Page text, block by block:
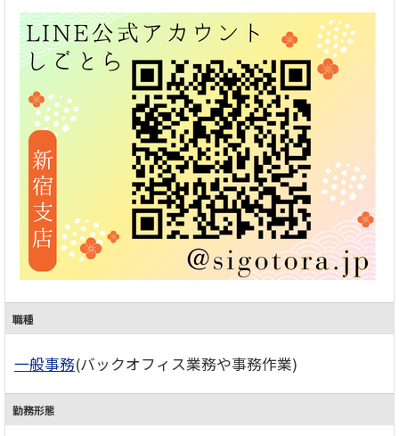
職種
一般事務(バックオフィス業務や事務作業)
勤務形態